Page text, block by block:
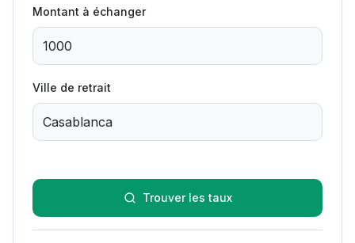
Montant à échanger
Ville de retrait
Trouver les taux